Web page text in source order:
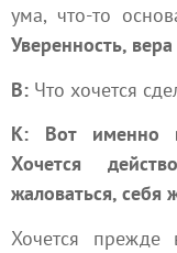
ума, что-то
Уверенность,
В: Что хочется
К: Вот именно
Хочется
жаловаться, себя
Хочется прежде